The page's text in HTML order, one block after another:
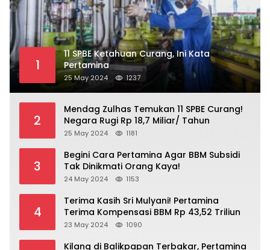
1
11 SPBE Ketahuan Curang, Ini Kata
Pertamina
25 May 2024 1237
2
Mendag Zulhas Temukan 11 SPBE Curang!
Negara Rugi Rp 18,7 Miliar/ Tahun
25 May 2024 1181
3
Begini Cara Pertamina Agar BBM Subsidi
Tak Dinikmati Orang Kaya!
24 May 2024 1153
4
Terima Kasih Sri Mulyani! Pertamina
Terima Kompensasi BBM Rp 43,52 Triliun
23 May 2024 1090
Kilang di Balikpapan Terbakar, Pertamina